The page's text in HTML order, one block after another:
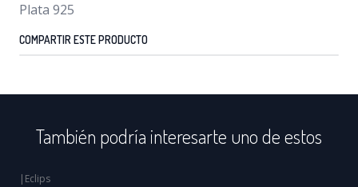
Plata 925
COMPARTIR ESTE PRODUCTO
También podría interesarte uno de estos
| Eclips